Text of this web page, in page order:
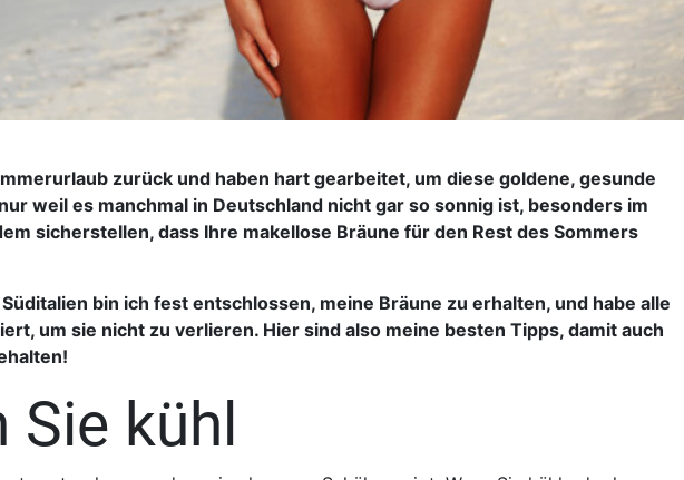
zurück und haben hart gearbeitet, um diese goldene, gesunde
weil es manchmal in Deutschland nicht gar so sonnig ist, besonders im
sicherstellen, dass Ihre makellose Bräune für den Rest des Sommers
bin ich fest entschlossen, meine Bräune zu erhalten, und habe alle
um sie nicht zu verlieren. Hier sind also meine besten Tipps, damit auch
Sie kühl